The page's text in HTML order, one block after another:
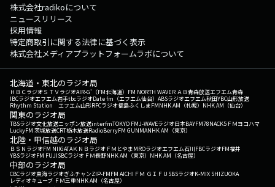
株式会社radikoについて
ニュースリリース
採用情報
特定商取引に関する法律に基づく表示
株式会社メディアプラットフォームラボについて
北海道・東北のラジオ局
ＨＢＣラジオＳＴＶラジオAIR-G'（FM北海道） FM NORTH WAVEＲＡＢ青森放送エフエム青森
IBCラジオエフエム岩手tbcラジオDate fm（エフエム仙台） ABSラジオエフエム秋田YBC山形放送
Rhythm Station エフエム山形RFCラジオ福島ふくしまFMNHK AM（札幌） NHK AM（仙台）
関東のラジオ局
TBSラジオ文化放送ニッポン放送interfmTOKYO FMJ-WAVEラジオ日本BAYFM78NACK5 ＦＭヨコハマ
LuckyFM 茨城放送CRT栃木放送RadioBerryFM GUNMANHK AM（東京）
北陸・甲信越のラジオ局
ＢＳＮラジオFM NIIGATAＫＮＢラジオ ＦＭとやまMROラジオエフエム石川FBCラジオFM福井
YBSラジオFM FUJISBCラジオ ＦＭ長野NHK AM（東京） NHK AM（名古屋）
中部のラジオ局
CBCラジオ東海ラジオぎふチャンZIP-FMFM AICHI ＦＭ ＧＩＦＵ SBSラジオK-MIX SHIZUOKA
レディオキューブ ＦＭ三重NHK AM（名古屋）